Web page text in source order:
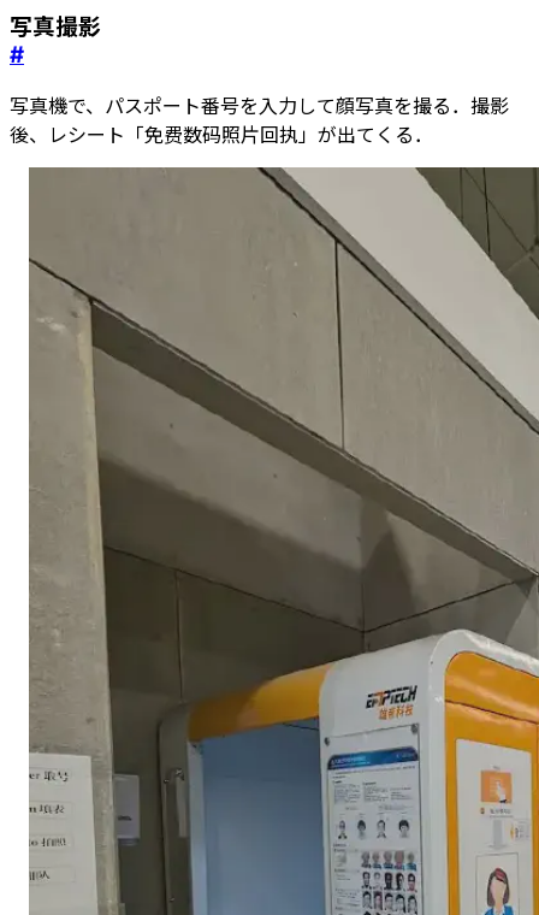
写真撮影
#
写真機で、パスポート番号を入力して顔写真を撮る．撮影
後、レシート「免费数码照片回执」が出てくる．